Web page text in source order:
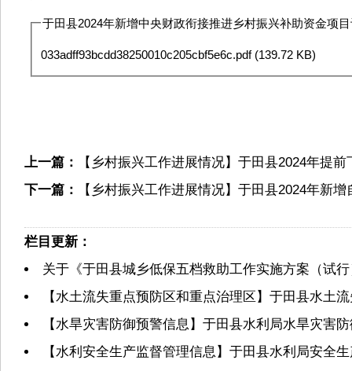
于田县2024年新增中央财政衔接推进乡村振兴补助资金项
033adff93bcdd38250010c205cbf5e6c.pdf(139.72 KB)
上一篇：
【乡村振兴工作进展情况】于田县2024年提
下一篇：
【乡村振兴工作进展情况】于田县2024年新
栏目更新：
关于《于田县城乡低保五档救助工作实施方案（试
【水土流失重点预防区和重点治理区】于田县水土
【水旱灾害防御预警信息】于田县水利局水旱灾害
【水利安全生产监督管理信息】于田县水利局安全